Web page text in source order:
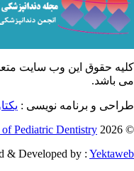
حقوق این وب سایت
باشد.
و برنامه نویسی :
©
of Pediatric Dentistry
& Developed by :